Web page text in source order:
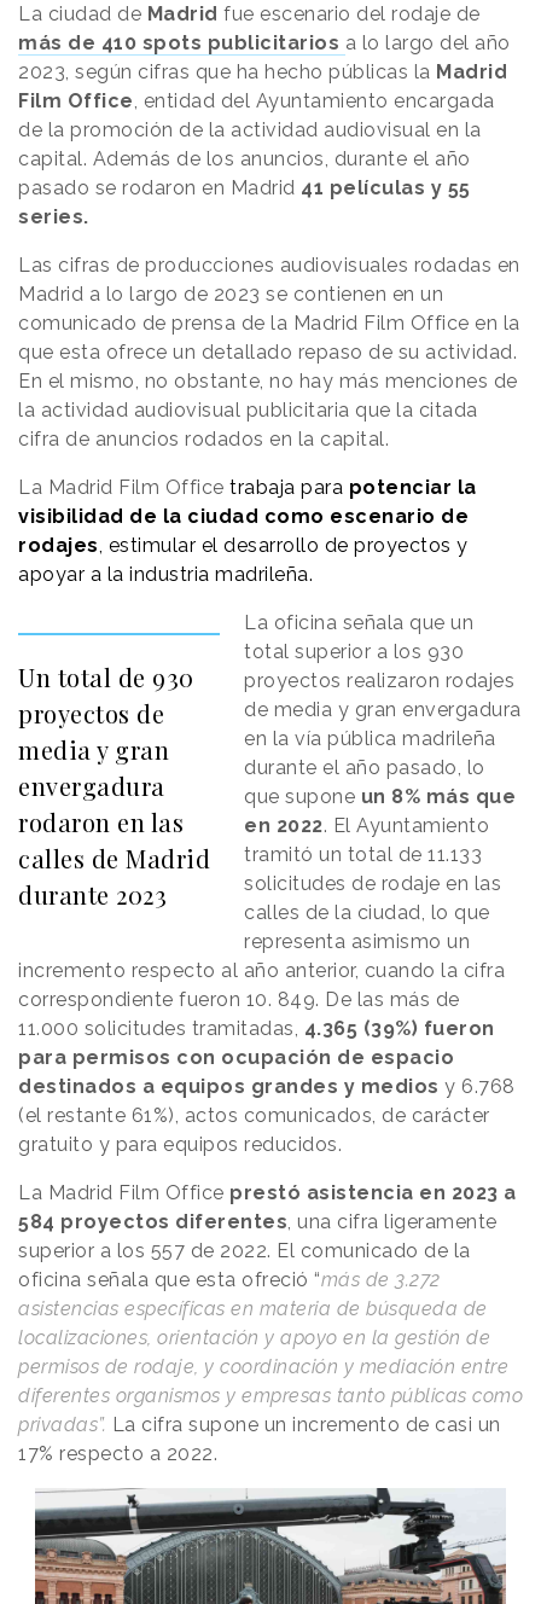
La ciudad de Madrid fue escenario del rodaje de
más de 410 spots publicitarios a lo largo del año
2023, según cifras que ha hecho públicas la Madrid
Film Office, entidad del Ayuntamiento encargada
de la promoción de la actividad audiovisual en la
capital. Además de los anuncios, durante el año
pasado se rodaron en Madrid 41 películas y 55
series.
Las cifras de producciones audiovisuales rodadas en
Madrid a lo largo de 2023 se contienen en un
comunicado de prensa de la Madrid Film Office en la
que esta ofrece un detallado repaso de su actividad.
En el mismo, no obstante, no hay más menciones de
la actividad audiovisual publicitaria que la citada
cifra de anuncios rodados en la capital.
La Madrid Film Office trabaja para potenciar la
visibilidad de la ciudad como escenario de
rodajes, estimular el desarrollo de proyectos y
apoyar a la industria madrileña.
Un total de 930
proyectos de
media y gran
envergadura
rodaron en las
calles de Madrid
durante 2023
La oficina señala que un
total superior a los 930
proyectos realizaron rodajes
de media y gran envergadura
en la vía pública madrileña
durante el año pasado, lo
que supone un 8% más que
en 2022. El Ayuntamiento
tramitó un total de 11.133
solicitudes de rodaje en las
calles de la ciudad, lo que
representa asimismo un
incremento respecto al año anterior, cuando la cifra
correspondiente fueron 10. 849. De las más de
11.000 solicitudes tramitadas, 4.365 (39%) fueron
para permisos con ocupación de espacio
destinados a equipos grandes y medios y 6.768
(el restante 61%), actos comunicados, de carácter
gratuito y para equipos reducidos.
La Madrid Film Office prestó asistencia en 2023 a
584 proyectos diferentes, una cifra ligeramente
superior a los 557 de 2022. El comunicado de la
oficina señala que esta ofreció “más de 3.272
asistencias específicas en materia de búsqueda de
localizaciones, orientación y apoyo en la gestión de
permisos de rodaje, y coordinación y mediación entre
diferentes organismos y empresas tanto públicas como
privadas”. La cifra supone un incremento de casi un
17% respecto a 2022.